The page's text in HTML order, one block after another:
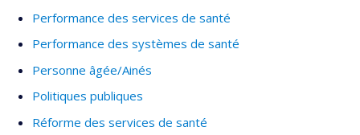
Performance des services de santé
Performance des systèmes de santé
Personne âgée/Ainés
Politiques publiques
Réforme des services de santé